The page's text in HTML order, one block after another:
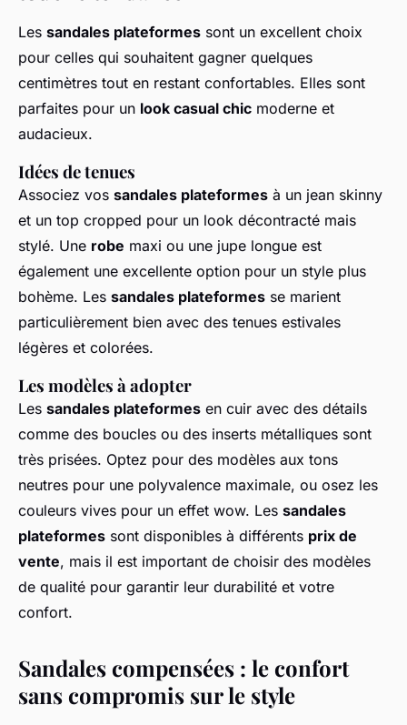
Les sandales plateformes sont un excellent choix
pour celles qui souhaitent gagner quelques
centimètres tout en restant confortables. Elles sont
parfaites pour un look casual chic moderne et
audacieux.
Idées de tenues
Associez vos sandales plateformes à un jean skinny
et un top cropped pour un look décontracté mais
stylé. Une robe maxi ou une jupe longue est
également une excellente option pour un style plus
bohème. Les sandales plateformes se marient
particulièrement bien avec des tenues estivales
légères et colorées.
Les modèles à adopter
Les sandales plateformes en cuir avec des détails
comme des boucles ou des inserts métalliques sont
très prisées. Optez pour des modèles aux tons
neutres pour une polyvalence maximale, ou osez les
couleurs vives pour un effet wow. Les sandales
plateformes sont disponibles à différents prix de
vente, mais il est important de choisir des modèles
de qualité pour garantir leur durabilité et votre
confort.
Sandales compensées : le confort
sans compromis sur le style